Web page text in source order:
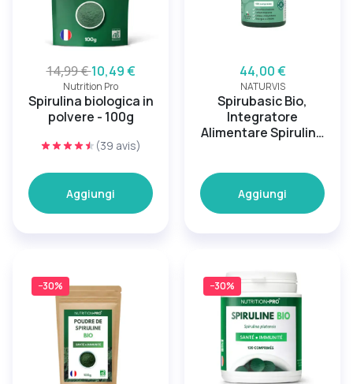
14,99 €10,49 €
Nutrition Pro
Spirulina biologica in
polvere - 100g
(39 avis)
Aggiungi
44,00 €
NATURVIS
Spirubasic Bio,
Integratore
Alimentare Spirulina
Aggiungi
−30% −30%